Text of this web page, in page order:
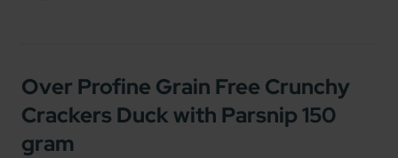
Over Profine Grain Free Crunchy
Crackers Duck with Parsnip 150
gram